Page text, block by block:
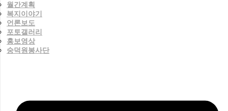
월간계획
복지이야기
언론보도
포토갤러리
홍보영상
숭덕원봉사단